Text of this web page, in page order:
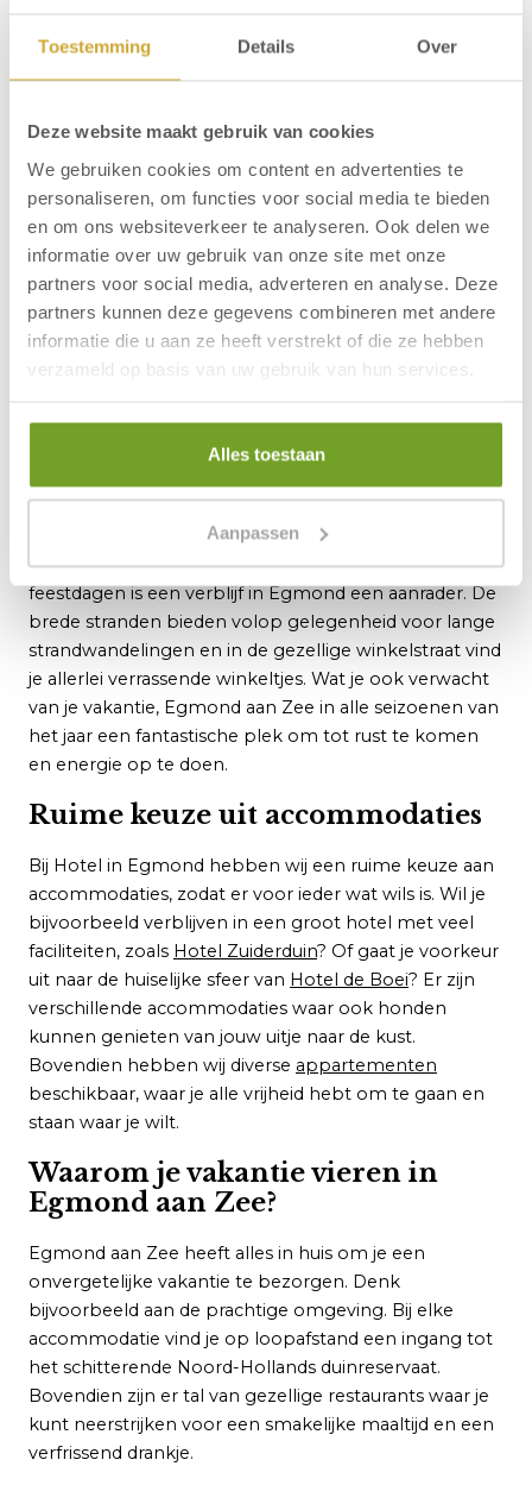
Toestemming Details Over
Deze website maakt gebruik van cookies
We gebruiken cookies om content en advertenties te
personaliseren, om functies voor social media te bieden
en om ons websiteverkeer te analyseren. Ook delen we
informatie over uw gebruik van onze site met onze
partners voor social media, adverteren en analyse. Deze
partners kunnen deze gegevens combineren met andere
informatie die u aan ze heeft verstrekt of die ze hebben
verzameld op basis van uw gebruik van hun services.
Alles toestaan
Aanpassen
feestdagen aan zee
Egmond aan Zee
badplaats aan de kust van Noord-Holland, waar altijd
iets te beleven is. Je kunt hier heerlijk genieten van
korte of lange vakanties maar ook tijdens de
feestdagen is een verblijf in Egmond een aanrader. De
brede stranden bieden volop gelegenheid voor lange
strandwandelingen en in de gezellige winkelstraat vind
je allerlei verrassende winkeltjes. Wat je ook verwacht
van je vakantie, Egmond aan Zee in alle seizoenen van
het jaar een fantastische plek om tot rust te komen
en energie op te doen.
Ruime keuze uit accommodaties
Bij Hotel in Egmond hebben wij een ruime keuze aan
accommodaties, zodat er voor ieder wat wils is. Wil je
bijvoorbeeld verblijven in een groot hotel met veel
faciliteiten, zoals Hotel Zuiderduin? Of gaat je voorkeur
uit naar de huiselijke sfeer van Hotel de Boei? Er zijn
verschillende accommodaties waar ook honden
kunnen genieten van jouw uitje naar de kust.
Bovendien hebben wij diverse appartementen
beschikbaar, waar je alle vrijheid hebt om te gaan en
staan waar je wilt.
Waarom je vakantie vieren in
Egmond aan Zee?
Egmond aan Zee heeft alles in huis om je een
onvergetelijke vakantie te bezorgen. Denk
bijvoorbeeld aan de prachtige omgeving. Bij elke
accommodatie vind je op loopafstand een ingang tot
het schitterende Noord-Hollands duinreservaat.
Bovendien zijn er tal van gezellige restaurants waar je
kunt neerstrijken voor een smakelijke maaltijd en een
verfrissend drankje.